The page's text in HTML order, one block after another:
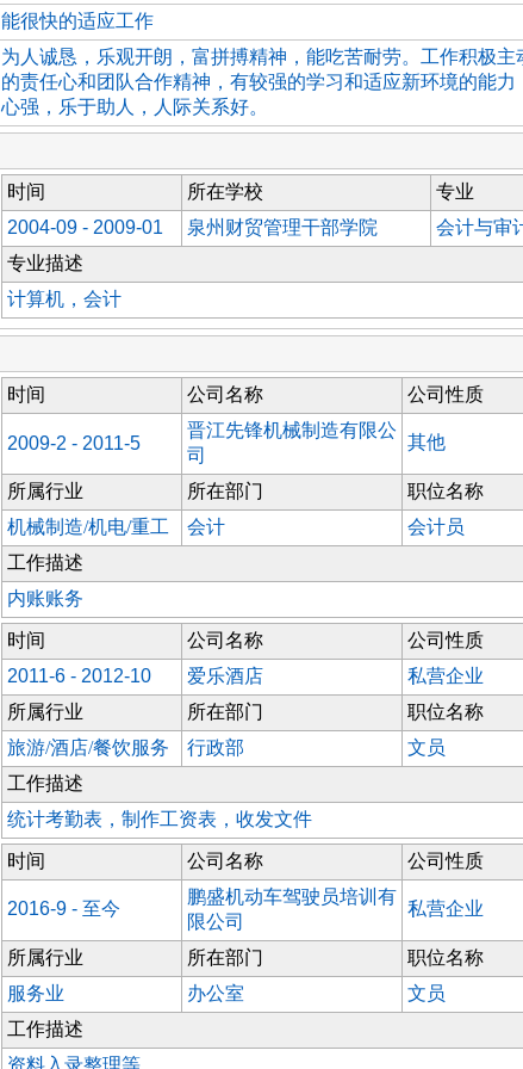
能很快的适应工作
为人诚恳，乐观开朗，富拼搏精神，能吃苦耐劳。工作积极主
的责任心和团队合作精神，有较强的学习和适应新环境的能力
心强，乐于助人，人际关系好。
时间 所在学校 专业
2004-09 - 2009-01
泉州财贸管理干部学院 会计与审
专业描述
计算机，会计
时间 公司名称 公司性质
2009-2 - 2011-5
晋江先锋机械制造有限公
司
其他
所属行业 所在部门 职位名称
机械制造/机电/重工
会计 会计员
工作描述
内账账务
时间 公司名称
公司性质
2011-6 - 2012-10
爱乐酒店
私营企业
所属行业
所在部门 职位名称
旅游/酒店/餐饮服务
行政部 文员
工作描述
统计考勤表，制作工资表，收发文件
时间 公司名称 公司性质
2016-9 - 至今
鹏盛机动车驾驶员培训有
限公司
私营企业
所属行业 所在部门 职位名称
服务业
办公室 文员
工作描述
资料入录整理等